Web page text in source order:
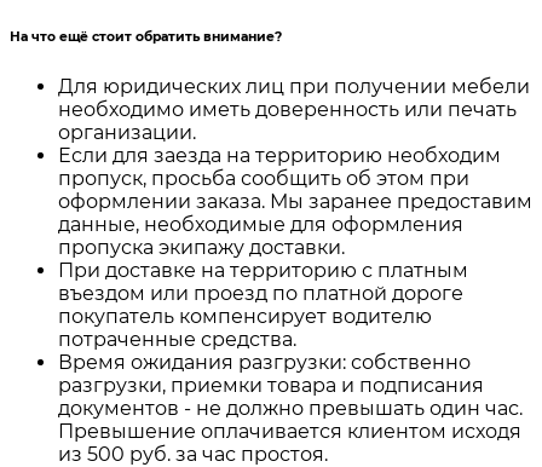
На что ещё стоит обратить внимание?
Для юридических лиц при получении мебели
необходимо иметь доверенность или печать
организации.
Если для заезда на территорию необходим
пропуск, просьба сообщить об этом при
оформлении заказа. Мы заранее предоставим
данные, необходимые для оформления
пропуска экипажу доставки.
При доставке на территорию с платным
въездом или проезд по платной дороге
покупатель компенсирует водителю
потраченные средства.
Время ожидания разгрузки: собственно
разгрузки, приемки товара и подписания
документов - не должно превышать один час.
Превышение оплачивается клиентом исходя
из 500 руб. за час простоя.